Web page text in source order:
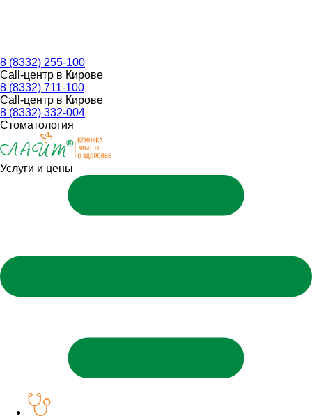
8 (8332) 255-100
Call-центр в Кирове
8 (8332) 711-100
Call-центр в Кирове
8 (8332) 332-004
Стоматология
Услуги и цены